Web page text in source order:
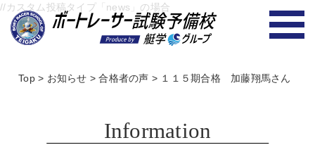
//カスタム投稿タイプ「news」の場合
Top> お知らせ >合格者の声 > １１５期合格 加藤翔馬さん
Information